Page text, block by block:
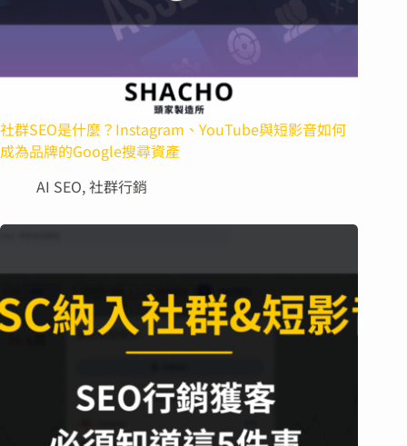
社群SEO是什麼？Instagram、YouTube與短影音如何
成為品牌的Google搜尋資產
AI SEO,社群行銷